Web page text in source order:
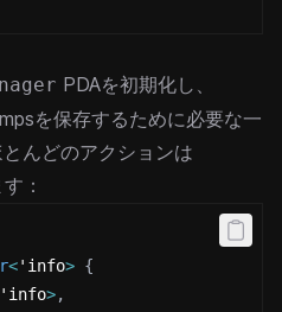
PDAを初期化し、
を保存するために必要な一
とんどのアクションは
：
<'info> {
'info>,